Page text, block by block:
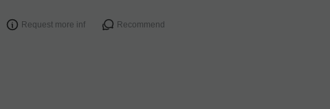
Request more inf Recommend